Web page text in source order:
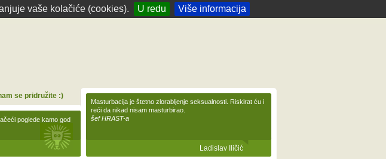
vaše kolačiće (cookies). U redu Više informacija
poglede kamo god
se pridružite :)
Masturbacija je štetno zlorabljenje seksualnosti. Riskirat ću i
reći da nikad nisam masturbirao.
šef HRAST-a
Ladislav Iličić